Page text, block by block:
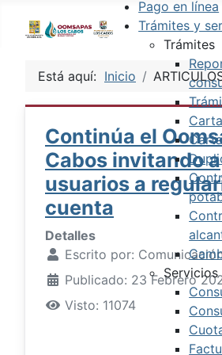
Pago en línea
Trámites y
Trámites
Servicios
Está aquí: Inicio
Continúa el
Cabos invitando a
usuarios a
cuenta
Detalles
Escrito por:
Publicado: 23 Febrero
Visto: 11074